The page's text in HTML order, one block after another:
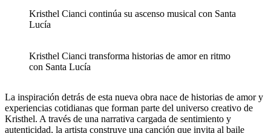
Kristhel Cianci continúa su ascenso musical con Santa
Lucía
Kristhel Cianci transforma historias de amor en ritmo
con Santa Lucía
La inspiración detrás de esta nueva obra nace de historias de amor y
experiencias cotidianas que forman parte del universo creativo de
Kristhel. A través de una narrativa cargada de sentimiento y
autenticidad, la artista construye una canción que invita al baile